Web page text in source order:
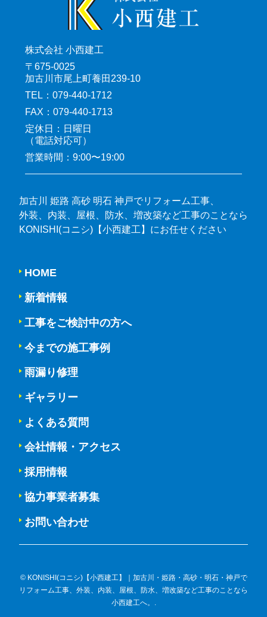
株式会社 小西建工
〒675-0025
加古川市尾上町養田239-10
TEL：079-440-1712
FAX：079-440-1713
定休日：日曜日
（電話対応可）
営業時間：9:00〜19:00
加古川 姫路 高砂 明石 神戸でリフォーム工事、
外装、内装、屋根、防水、増改築など工事のことなら
KONISHI(コニシ)【小西建工】にお任せください
HOME
新着情報
工事をご検討中の方へ
今までの施工事例
雨漏り修理
ギャラリー
よくある質問
会社情報・アクセス
採用情報
協力事業者募集
お問い合わせ
© KONISHI(コニシ)【小西建工】｜加古川・姫路・高砂・明石・神戸で
リフォーム工事、外装、内装、屋根、防水、増改築など工事のことなら
小西建工へ。.